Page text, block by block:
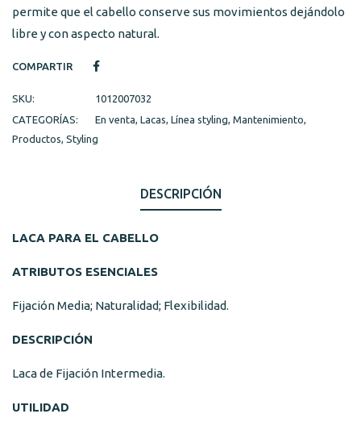
permite que el cabello conserve sus movimientos dejándolo
libre y con aspecto natural.
COMPARTIR
SKU:
1012007032
CATEGORÍAS:
En venta, Lacas, Línea styling, Mantenimiento,
Productos, Styling
DESCRIPCIÓN
LACA PARA EL CABELLO
ATRIBUTOS ESENCIALES
Fijación Media; Naturalidad; Flexibilidad.
DESCRIPCIÓN
Laca de Fijación Intermedia.
UTILIDAD